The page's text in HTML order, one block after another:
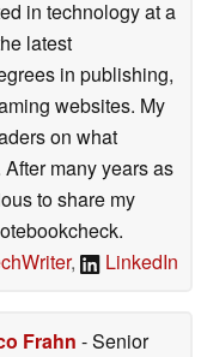
in technology at a
latest
in publishing,
websites. My
on what
many years as
to share my
, LinkedIn
Frahn - Senior